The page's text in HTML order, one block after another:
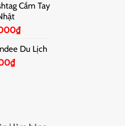
Cầm Tay
₫
Du Lịch
₫